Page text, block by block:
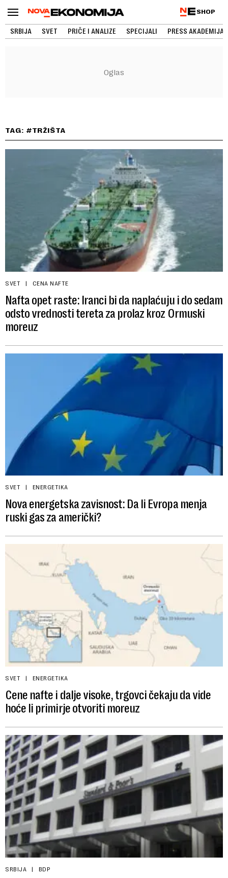
SHOP
SRBIJA SVET PRIČE I ANALIZE SPECIJALI PRESS AKADEMIJA
TAG: #TRŽIŠTA
SVET CENA NAFTE
Nafta opet raste: Iranci bi da naplaćuju i do sedam
odsto vrednosti tereta za prolaz kroz Ormuski
moreuz
SVET ENERGETIKA
Nova energetska zavisnost: Da li Evropa menja
ruski gas za američki?
SVET ENERGETIKA
Cene nafte i dalje visoke, trgovci čekaju da vide
hoće li primirje otvoriti moreuz
SRBIJA BDP